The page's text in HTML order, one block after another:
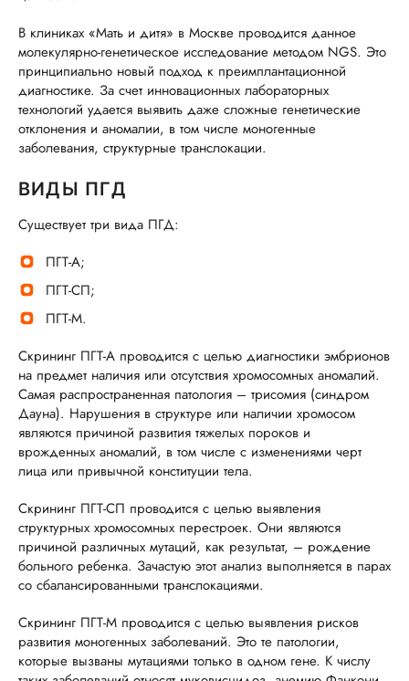
В клиниках «Мать и дитя» в Москве проводится данное
молекулярно-генетическое исследование методом NGS. Это
принципиально новый подход к преимплантационной
диагностике. За счет инновационных лабораторных
технологий удается выявить даже сложные генетические
отклонения и аномалии, в том числе моногенные
заболевания, структурные транслокации.
ВИДЫ ПГД
Существует три вида ПГД:
ПГТ-А;
ПГТ-СП;
ПГТ-М.
Скрининг ПГТ-А проводится с целью диагностики эмбрионов
на предмет наличия или отсутствия хромосомных аномалий.
Самая распространенная патология – трисомия (синдром
Дауна). Нарушения в структуре или наличии хромосом
являются причиной развития тяжелых пороков и
врожденных аномалий, в том числе с изменениями черт
лица или привычной конституции тела.
Скрининг ПГТ-СП проводится с целью выявления
структурных хромосомных перестроек. Они являются
причиной различных мутаций, как результат, – рождение
больного ребенка. Зачастую этот анализ выполняется в парах
со сбалансированными транслокациями.
Скрининг ПГТ-М проводится с целью выявления рисков
развития моногенных заболеваний. Это те патологии,
которые вызваны мутациями только в одном гене. К числу